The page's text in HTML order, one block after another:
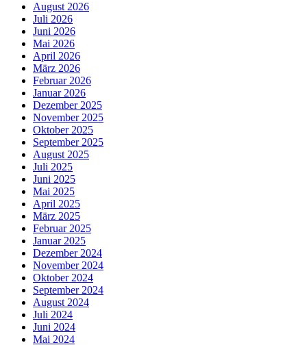
August 2026
Juli 2026
Juni 2026
Mai 2026
April 2026
März 2026
Februar 2026
Januar 2026
Dezember 2025
November 2025
Oktober 2025
September 2025
August 2025
Juli 2025
Juni 2025
Mai 2025
April 2025
März 2025
Februar 2025
Januar 2025
Dezember 2024
November 2024
Oktober 2024
September 2024
August 2024
Juli 2024
Juni 2024
Mai 2024